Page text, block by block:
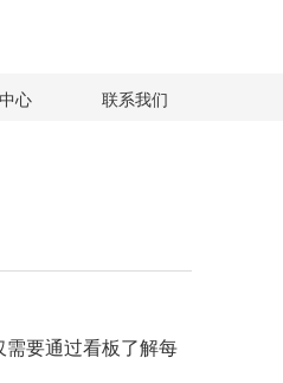
心 联系我们
要通过看板了解每